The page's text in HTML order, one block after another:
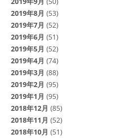
2019年8月 (53)
2019年7月 (52)
2019年6月 (51)
2019年5月 (52)
2019年4月 (74)
2019年3月 (88)
2019年2月 (95)
2019年1月 (95)
2018年12月 (85)
2018年11月 (52)
2018年10月 (51)